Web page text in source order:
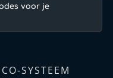
voor je
SYSTEEM